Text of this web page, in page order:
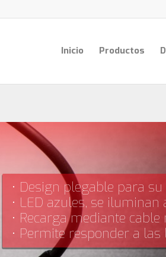
Inicio Productos
• Design plegable para
• LED azules, se
• Recarga mediante cable
• Permite responder a